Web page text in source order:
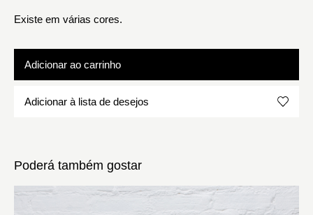
Existe em várias cores.
Adicionar ao carrinho
Adicionar à lista de desejos
Poderá também gostar